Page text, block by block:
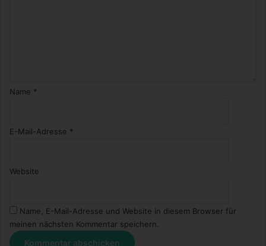
Name *
E-Mail-Adresse *
Website
Name, E-Mail-Adresse und Website in diesem Browser für
meinen nächsten Kommentar speichern.